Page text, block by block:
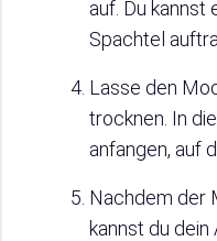
auf. Du kannst
Spachtel
Lasse den
trocknen. In
anfangen, auf
Nachdem der
kannst du